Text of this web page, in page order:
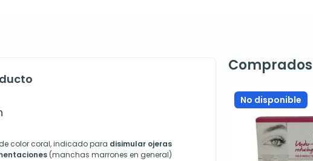
color coral, indicado para disimular ojeras
(manchas marrones en general)
No disponible